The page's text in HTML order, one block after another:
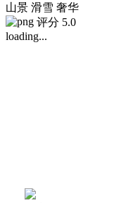
山景 滑雪 奢华
评分 5.0
loading...